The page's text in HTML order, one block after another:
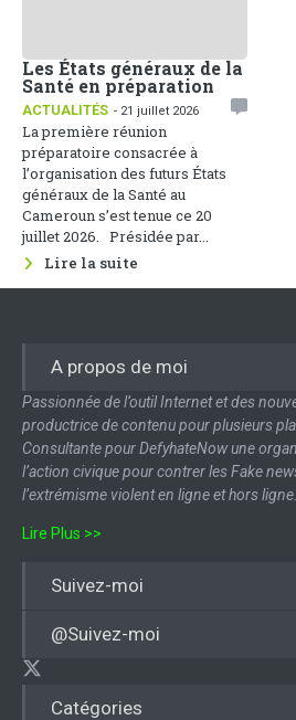
Les États généraux de la
Santé en préparation
ACTUALITÉS - 21 juillet 2026
La première réunion
préparatoire consacrée à
l’organisation des futurs États
généraux de la Santé au
Cameroun s’est tenue ce 20
juillet 2026. Présidée par...
Lire la suite
Catégories
A propos de moi
Passionnée de l’outil Internet et des
productrice de contenu pour plusieurs
Consultante pour DefyhateNow une
l’action civique pour contrer les Fake
l’extrémisme violent en ligne et hors ligne.
Lire Plus >>
Suivez-moi
@Suivez-moi